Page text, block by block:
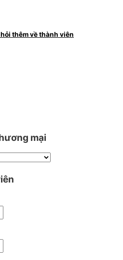
thêm về thành viên
mại